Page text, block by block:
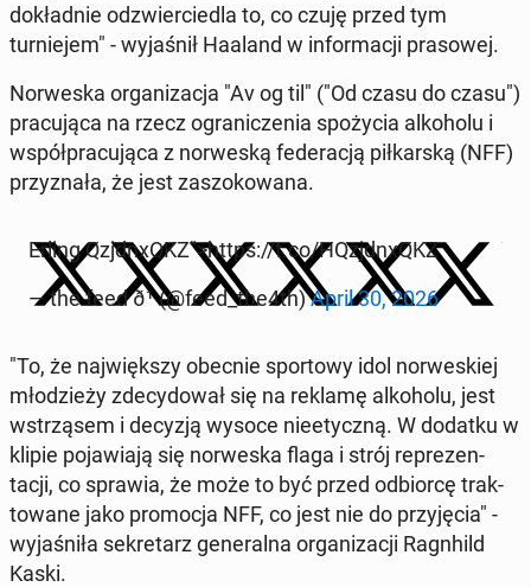
dokład­nie odzwier­cied­la to, co czuję przed tym
turniejem" - wy­jaśnił Haaland w in­for­ma­cji pra­sowej.
Nor­wes­ka or­ga­ni­za­c­ja "Av og til" ("Od czasu do czasu")
pracu­ją­ca na rzecz ograniczenia spoży­cia alko­holu i
współpracu­ją­ca z nor­weską fed­er­acją piłkarską (NFF)
przyz­nała, że jest za­s­zokowana.
Erling Qzjd­nx­QKZ">https://t.co/HQzjd­nx­QKZ
— the feed ð¹ (@feed_the4th)April 30, 2026
"To, że na­jwięk­szy obecnie sportowy idol nor­weskiej
młodzieży zde­cy­dował się na reklamę alko­holu, jest
wstrząsem i decyzją wysoce nieety­czną. W dodatku w
klipie po­jaw­ia­ją się nor­wes­ka flaga i strój reprezen­
tacji, co sprawia, że może to być przed odbior­cę trak­
towane jako pro­moc­ja NFF, co jest nie do przyję­cia" -
wy­jaśniła sekre­tarz gen­er­al­na or­ga­ni­za­cji Ragn­hild
Kaski.